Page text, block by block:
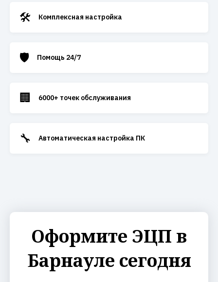
🛠️ Комплексная настройка
🛡️ Помощь 24/7
🏢 6000+ точек обслуживания
🔧 Автоматическая настройка ПК
Оформите ЭЦП в
Барнауле сегодня